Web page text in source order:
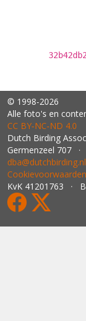
© 1998-2026
Alle foto's en
CC BY‑NC‑ND 4.0
Dutch Birding
Germenzeel 707
dba@dutchbirding.nl
Cookievoorwaarden
KvK 41201763 ·